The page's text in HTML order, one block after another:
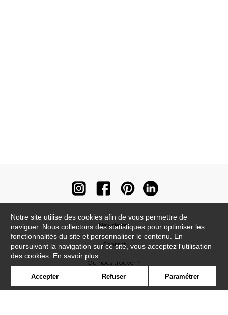
Newsletter
Contact
Où nous trouver ?
Notre site utilise des cookies afin de vous permettre de
naviguer. Nous collectons des statistiques pour optimiser les
fonctionnalités du site et personnaliser le contenu. En
poursuivant la navigation sur ce site, vous acceptez l'utilisation
des cookies. En savoir plus
Accepter Refuser Paramétrer